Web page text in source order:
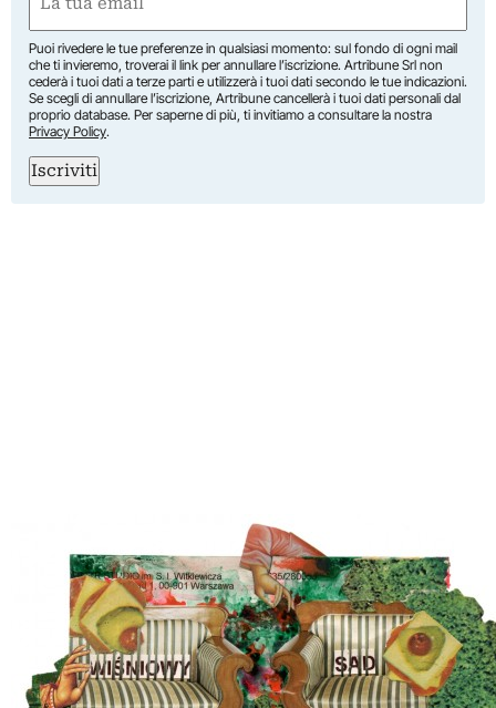
(Obbligatorio)
Puoi rivedere le tue preferenze in qualsiasi momento: sul fondo di ogni mail
che ti invieremo, troverai il link per annullare l’iscrizione. Artribune Srl non
cederà i tuoi dati a terze parti e utilizzerà i tuoi dati secondo le tue indicazioni.
Se scegli di annullare l’iscrizione, Artribune cancellerà i tuoi dati personali dal
proprio database. Per saperne di più, ti invitiamo a consultare la nostra
Privacy Policy.
Iscriviti